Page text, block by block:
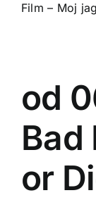
Film – Moj
od
Bad
or